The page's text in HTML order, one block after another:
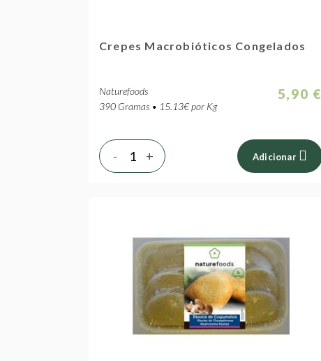
Crepes Macrobióticos Congelados
Naturefoods
390 Gramas • 15.13€ por Kg
5,90 €
+
- Adicionar